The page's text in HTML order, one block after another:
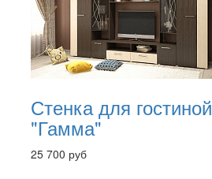
Стенка для гостиной
"Гамма"
25 700 руб